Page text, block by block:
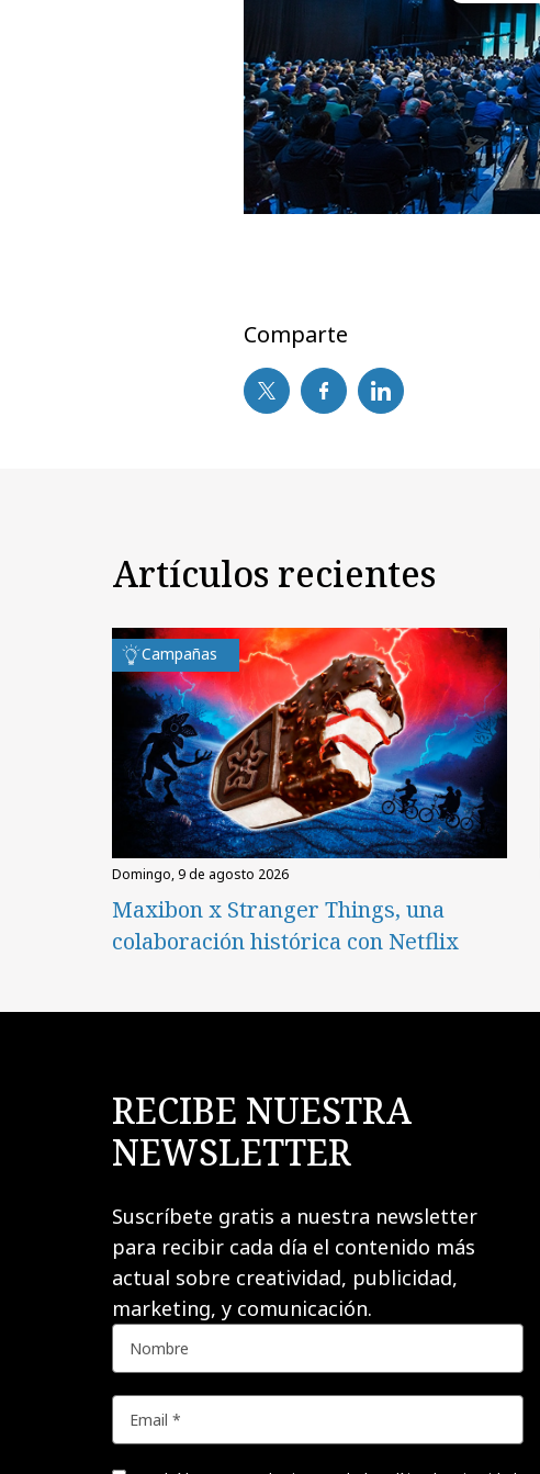
Comparte
Artículos recientes
Campañas
domingo, 9 de agosto 2026
Maxibon x Stranger Things, una
colaboración histórica con Netflix
RECIBE NUESTRA
NEWSLETTER
Suscríbete gratis a nuestra newsletter
para recibir cada día el contenido más
actual sobre creatividad, publicidad,
marketing, y comunicación.